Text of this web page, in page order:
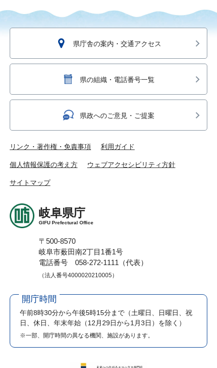
県庁舎の案内・交通アクセス
県の組織・電話番号一覧
県政へのご意見・ご提案
リンク・著作権・免責事項 利用ガイド
個人情報保護の考え方 ウェブアクセシビリティ方針
サイトマップ
岐阜県庁
GIFU Prefectural Office
〒500-8570
岐阜市薮田南2丁目1番1号
電話番号 058-272-1111（代表）
（法人番号4000020210005）
開庁時間
午前8時30分から午後5時15分まで （土曜日、日曜日、祝
日、休日、年末年始（12月29日から1月3日）を除く）
※一部、開庁時間の異なる機関、施設があります。